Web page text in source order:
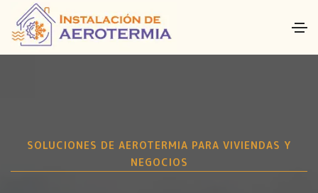
SOLUCIONES DE AEROTERMIA PARA VIVIENDAS Y
NEGOCIOS